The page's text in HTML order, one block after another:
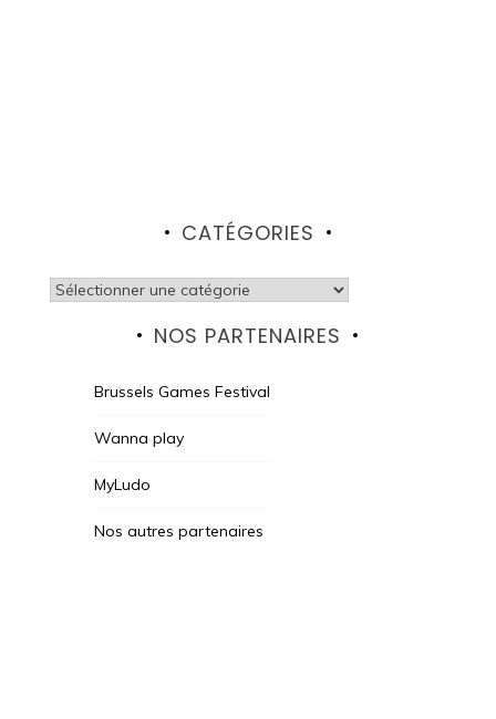
CATÉGORIES
Catégories
NOS PARTENAIRES
Brussels Games Festival
Wanna play
MyLudo
Nos autres partenaires